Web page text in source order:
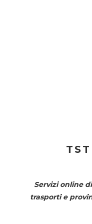
Servizi online
trasporti e